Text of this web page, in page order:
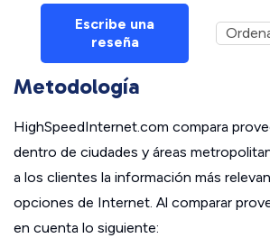
Escribe una
reseña
Metodología
HighSpeedInternet.com compara
dentro de ciudades y áreas
a los clientes la información más
opciones de Internet. Al comparar
en cuenta lo siguiente: